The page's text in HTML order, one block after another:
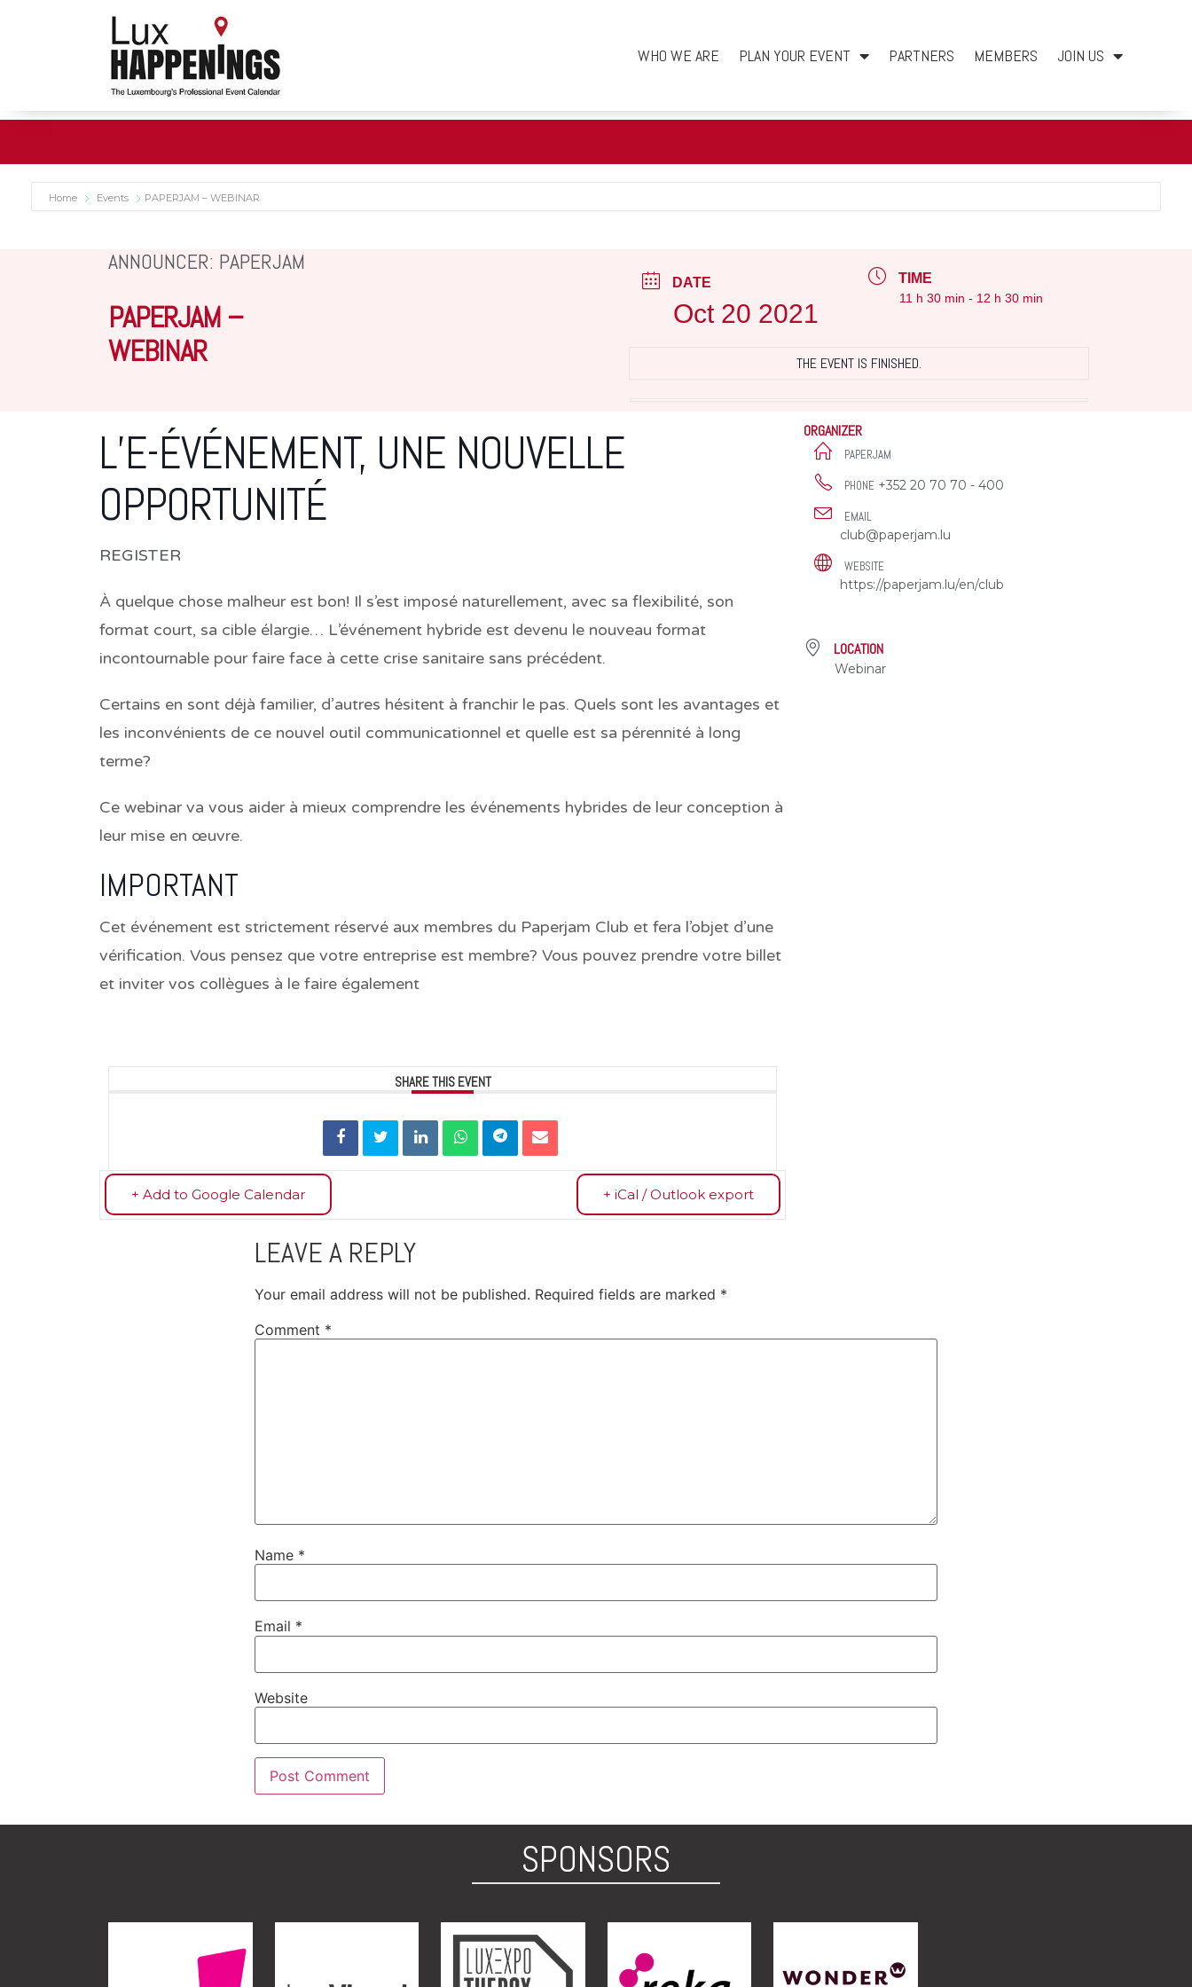
WHO WE ARE PLAN YOUR EVENT PARTNERS MEMBERS JOIN US
Home Events PAPERJAM – WEBINAR
ANNOUNCER: PAPERJAM
PAPERJAM –
WEBINAR
DATE
Oct 20 2021
TIME
11 h 30 min - 12 h 30 min
THE EVENT IS FINISHED.
L’E-ÉVÉNEMENT, UNE NOUVELLE
OPPORTUNITÉ
REGISTER
À quelque chose malheur est bon! Il s’est imposé naturellement, avec sa flexibilité, son
format court, sa cible élargie… L’événement hybride est devenu le nouveau format
incontournable pour faire face à cette crise sanitaire sans précédent.
Certains en sont déjà familier, d’autres hésitent à franchir le pas. Quels sont les avantages et
les inconvénients de ce nouvel outil communicationnel et quelle est sa pérennité à long
terme?
Ce webinar va vous aider à mieux comprendre les événements hybrides de leur conception à
leur mise en œuvre.
IMPORTANT
Cet événement est strictement réservé aux membres du Paperjam Club et fera l’objet d’une
vérification. Vous pensez que votre entreprise est membre? Vous pouvez prendre votre billet
et inviter vos collègues à le faire également
SHARE THIS EVENT
+ Add to Google Calendar + iCal / Outlook export
ORGANIZER
PAPERJAM
PHONE +352 20 70 70 - 400
EMAIL
club@paperjam.lu
WEBSITE
https://paperjam.lu/en/club
LOCATION
Webinar
LEAVE A REPLY
Your email address will not be published. Required fields are marked *
Comment *
Name *
Email *
Website
SPONSORS